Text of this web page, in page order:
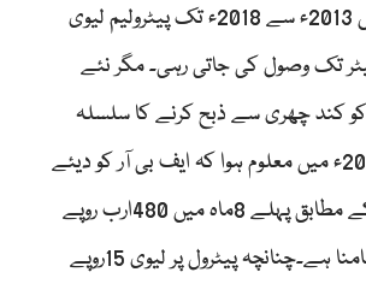
کے دورِحکومت میں 2013ء سے 2018ء تک پیٹرولیم لیوی
لیٹر تک وصول کی جاتی رہی۔ مگر نئے
کند چھری سے ذبح کرنے کا سلسلہ
شروع ہوا۔ مارچ 2020ء میں معلوم ہوا کہ ایف بی آر کو دیئے
گئے ٹیکس ہدف کے مطابق پہلے 8ماہ میں 480ارب روپے
کے شارٹ فال کا سامنا ہے۔چنانچہ پیٹرول پر لیوی 15روپے